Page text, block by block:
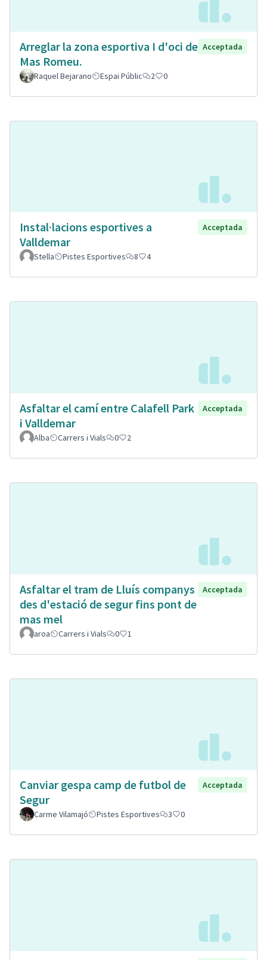
Arreglar la zona esportiva I d'oci de
Mas Romeu.
Acceptada
Raquel Bejarano Espai Públic 2 0
Instal·lacions esportives a
Valldemar
Acceptada
Stella Pistes Esportives 8 4
Asfaltar el camí entre Calafell Park
i Valldemar
Acceptada
Alba Carrers i Vials 0 2
Asfaltar el tram de Lluís companys
des d'estació de segur fins pont de
mas mel
Acceptada
aroa Carrers i Vials 0 1
Canviar gespa camp de futbol de
Segur
Acceptada
Carme Vilamajó Pistes Esportives 3 0